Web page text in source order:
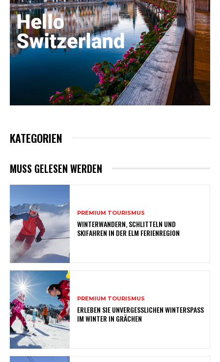
KATEGORIEN
MUSS GELESEN WERDEN
PREMIUM TOURISMUS
WINTERWANDERN, SCHLITTELN UND
SKIFAHREN IN DER ELM FERIENREGION
PREMIUM TOURISMUS
ERLEBEN SIE UNVERGESSLICHEN WINTERSPASS
IM WINTER IN GRÄCHEN